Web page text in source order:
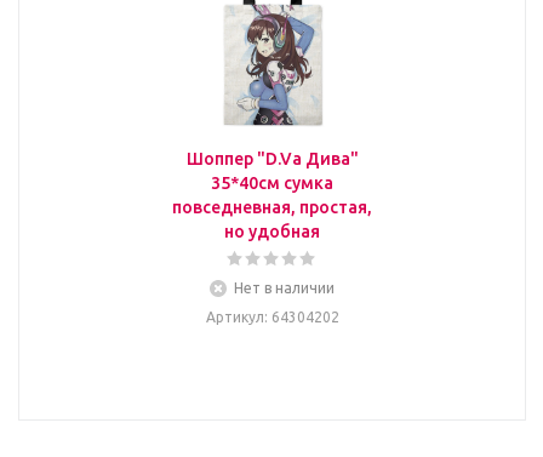
Шоппер "D.Va Дива"
35*40см сумка
повседневная, простая,
но удобная
Нет в наличии
Артикул: 64304202